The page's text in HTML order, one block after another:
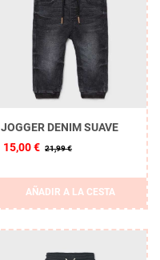
JOGGER DENIM SUAVE
15,00 € 21,99 €
AÑADIR A LA CESTA